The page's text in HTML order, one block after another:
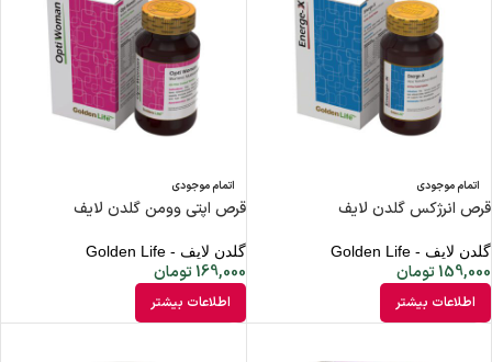
اتمام موجودی
قرص انرژکس گلدن لایف
گلدن لایف - Golden Life
159,000تومان
اطلاعات بیشتر
اتمام موجودی
قرص اپتی وومن گلدن لایف
گلدن لایف - Golden Life
169,000تومان
اطلاعات بیشتر